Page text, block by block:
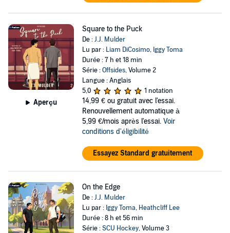
Aperçu
Square to the Puck
De :J.J. Mulder
Lu par : Liam DiCosimo, Iggy Toma
Durée : 7 h et 18 min
Série :Offsides, Volume 2
Langue : Anglais
5,0
1 notation
14,99 € ou gratuit avec l'essai.
Renouvellement automatique à
5,99 €/mois après l'essai. Voir
conditions d'éligibilité
Essayez Standard gratuitement
On the Edge
De :J.J. Mulder
Lu par : Iggy Toma, Heathcliff Lee
Durée : 8 h et 56 min
Série :SCU Hockey, Volume 3